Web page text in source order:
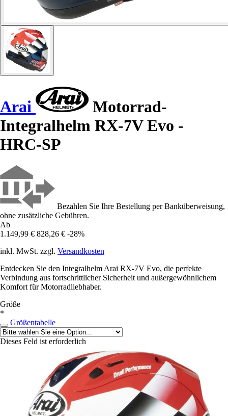
Arai
Motorrad-
Integralhelm RX-7V Evo -
HRC-SP
Bezahlen Sie Ihre Bestellung per Banküberweisung,
ohne zusätzliche Gebühren.
Ab
1.149,99 € 828,26 € -28%
inkl. MwSt. zzgl. Versandkosten
Entdecken Sie den Integralhelm Arai RX-7V Evo, die perfekte
Verbindung aus fortschrittlicher Sicherheit und außergewöhnlichem
Komfort für Motorradliebhaber.
Größe
*
Größentabelle
Dieses Feld ist erforderlich